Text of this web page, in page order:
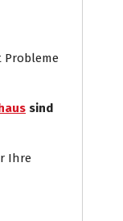
Probleme
sind
Ihre